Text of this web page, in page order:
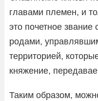
главами племен, и
это почетное звание
родами,
территорией,
княжение,
Таким образом,